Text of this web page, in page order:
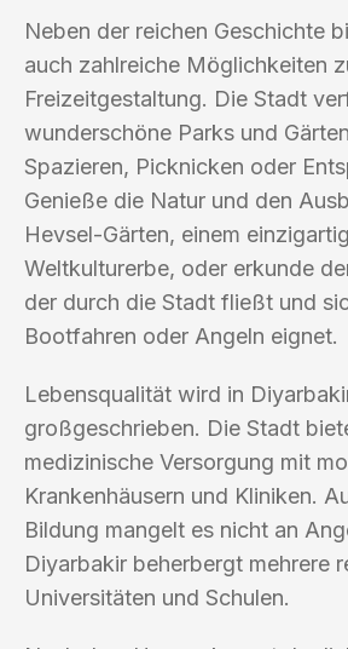
Neben der reichen Geschichte
auch zahlreiche Möglichkeiten
Freizeitgestaltung. Die Stadt
wunderschöne Parks und
Spazieren, Picknicken oder
Genieße die Natur und den
Hevsel-Gärten, einem
Weltkulturerbe, oder erkunde
der durch die Stadt fließt und
Bootfahren oder Angeln eignet.
Lebensqualität wird in
großgeschrieben. Die Stadt
medizinische Versorgung mit
Krankenhäusern und Kliniken.
Bildung mangelt es nicht an
Diyarbakir beherbergt mehrere
Universitäten und Schulen.